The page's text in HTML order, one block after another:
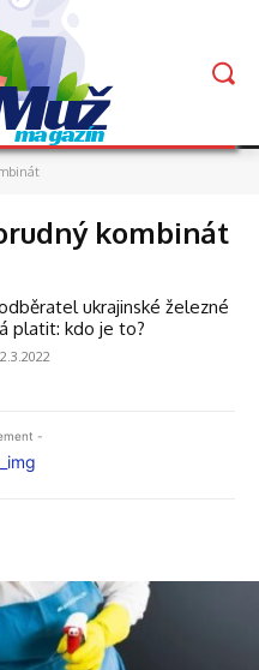
magazín
kombinát
-
ukrajinské železné
platit: kdo je to?